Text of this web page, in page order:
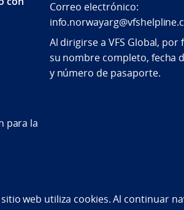
para la
Correo electrónico:
Al dirigirse a VFS Global,
su nombre completo, fecha
y número de pasaporte.
statement (NO)
sitio web utiliza cookies. Al continuar